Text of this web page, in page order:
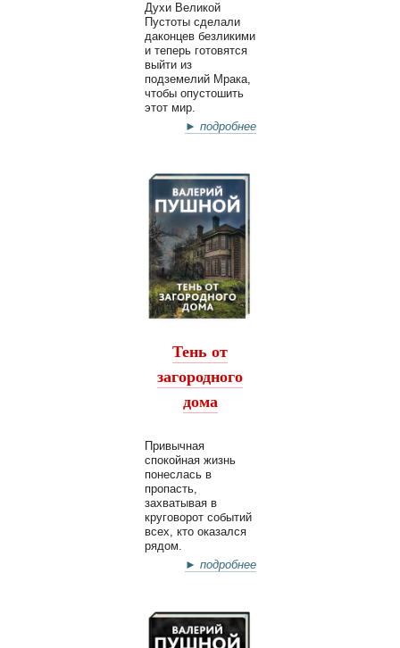
Духи Великой
Пустоты сделали
даконцев безликими
и теперь готовятся
выйти из
подземелий Мрака,
чтобы опустошить
этот мир.
► подробнее
Тень от
загородного
дома
Привычная
спокойная жизнь
понеслась в
пропасть,
захватывая в
круговорот событий
всех, кто оказался
рядом.
► подробнее